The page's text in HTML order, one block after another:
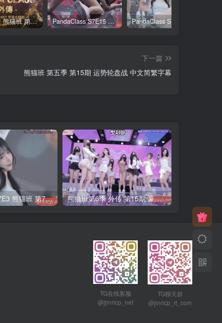
全网最全! 熊猫班 第6季 外传 SpinOff 全集 All in one 合集版 中英韩简繁字幕外挂版 PandaClass S7E15 熊猫班 第7季 第15期 俄罗斯轮盘 中英韩简繁字幕
下一篇
熊猫班 第五季 第15期 运势轮盘战 中文简繁字幕
PandaClass S7E3 熊猫班 第7季 第3期 二十一点日 中英韩简繁字幕 熊猫班第6季 外传 第15期 豪礼日&完结 中英韩简繁字幕
TG在线客服
@jjinricp_net
TG聊天群
@jinricp_it_com